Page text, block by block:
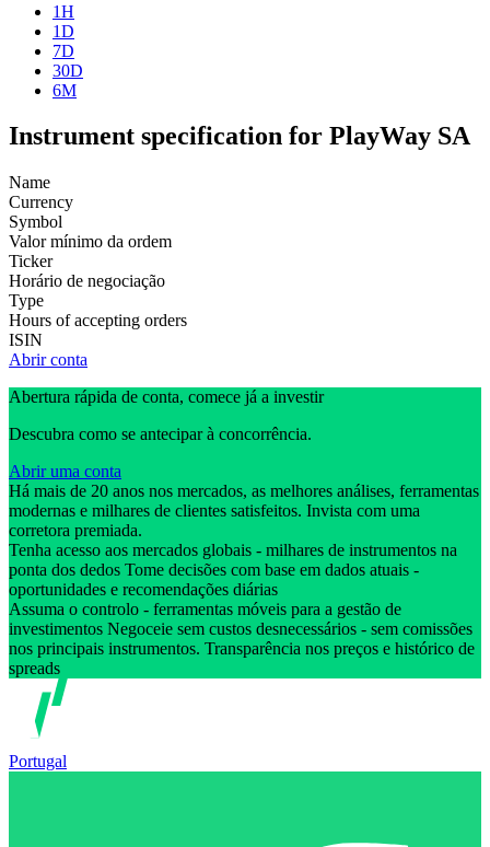
1H
1D
7D
30D
6M
Instrument specification for PlayWay SA
Name
Currency
Symbol
Valor mínimo da ordem
Ticker
Horário de negociação
Type
Hours of accepting orders
ISIN
Abrir conta
Abertura rápida de conta, comece já a investir
Descubra como se antecipar à concorrência.
Abrir uma conta
Há mais de 20 anos nos mercados, as melhores análises, ferramentas
modernas e milhares de clientes satisfeitos. Invista com uma
corretora premiada.
Tenha acesso aos mercados globais - milhares de instrumentos na
ponta dos dedos Tome decisões com base em dados atuais -
oportunidades e recomendações diárias
Assuma o controlo - ferramentas móveis para a gestão de
investimentos Negoceie sem custos desnecessários - sem comissões
nos principais instrumentos. Transparência nos preços e histórico de
spreads
Portugal